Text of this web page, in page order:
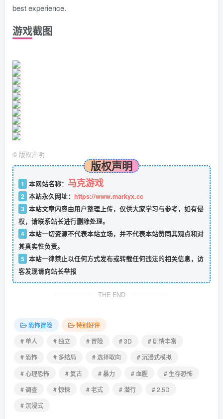
best experience.
游戏截图
© 版权声明
版权声明
1 本网站名称： 马克游戏
2 本站永久网址： https://www.markyx.cc
3 本站文章内容由用户整理上传，仅供大家学习与参考，如有侵
权，请联系站长进行删除处理。
4 本站一切资源不代表本站立场，并不代表本站赞同其观点和对
其真实性负责。
5 本站一律禁止以任何方式发布或转载任何违法的相关信息，访
客发现请向站长举报
THE END
恐怖冒险
特别好评
# 单人
# 独立 # 冒险 # 3D
# 剧情丰富
# 恐怖
# 多结局 # 选择取向
# 沉浸式模拟
# 心理恐怖
# 复古 # 暴力 # 血腥
# 生存恐怖
# 调查
# 惊悚 # 老式 # 潜行
# 2.5D
# 沉浸式